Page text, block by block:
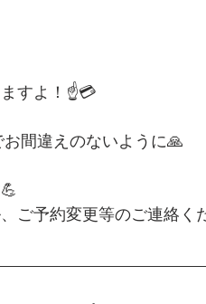
すよ！☝️💳
間違えのないように🙏
ご予約変更等のご連絡く